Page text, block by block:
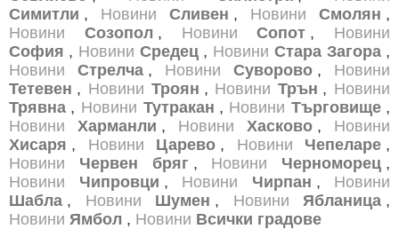
Симитли , Новини Сливен , Новини Смолян ,
Новини
Созопол , Новини Сопот , Новини
София , Новини Средец , Новини Стара Загора ,
Новини
Стрелча , Новини Суворово , Новини
Тетевен , Новини Троян , Новини Трън , Новини
Трявна , Новини Тутракан , Новини Търговище ,
Новини
Харманли , Новини Хасково , Новини
Хисаря , Новини Царево , Новини Чепеларе ,
Новини
Червен бряг , Новини Черноморец ,
Новини
Чипровци , Новини Чирпан , Новини
Шабла , Новини Шумен , Новини Ябланица ,
Новини Ямбол , Новини Всички градове